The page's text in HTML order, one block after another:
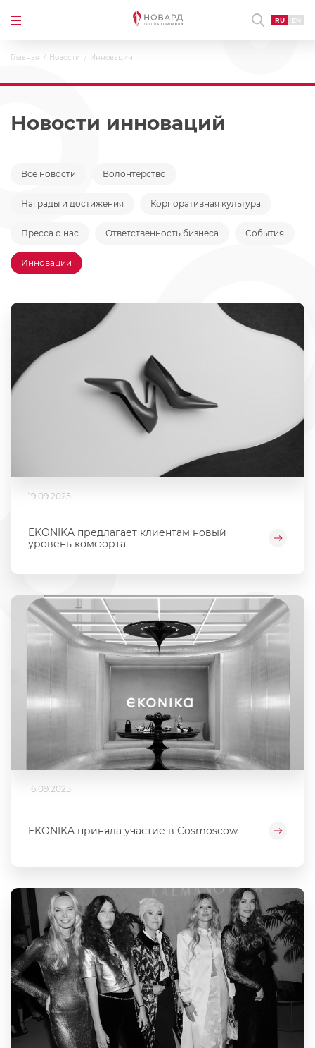
RU EN
Главная Новости Инновации
Новости инноваций
Все новости Волонтерство
Награды и достижения Корпоративная культура
Пресса о нас Ответственность бизнеса События
Инновации
19.09.2025
EKONIKA предлагает клиентам новый
уровень комфорта
16.09.2025
EKONIKA приняла участие в Cosmoscow